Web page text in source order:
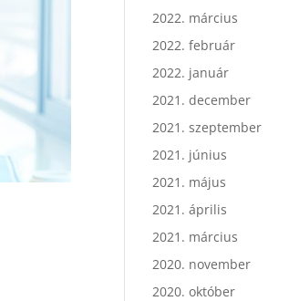
2022. március
2022. február
2022. január
2021. december
2021. szeptember
2021. június
2021. május
2021. április
2021. március
2020. november
2020. október